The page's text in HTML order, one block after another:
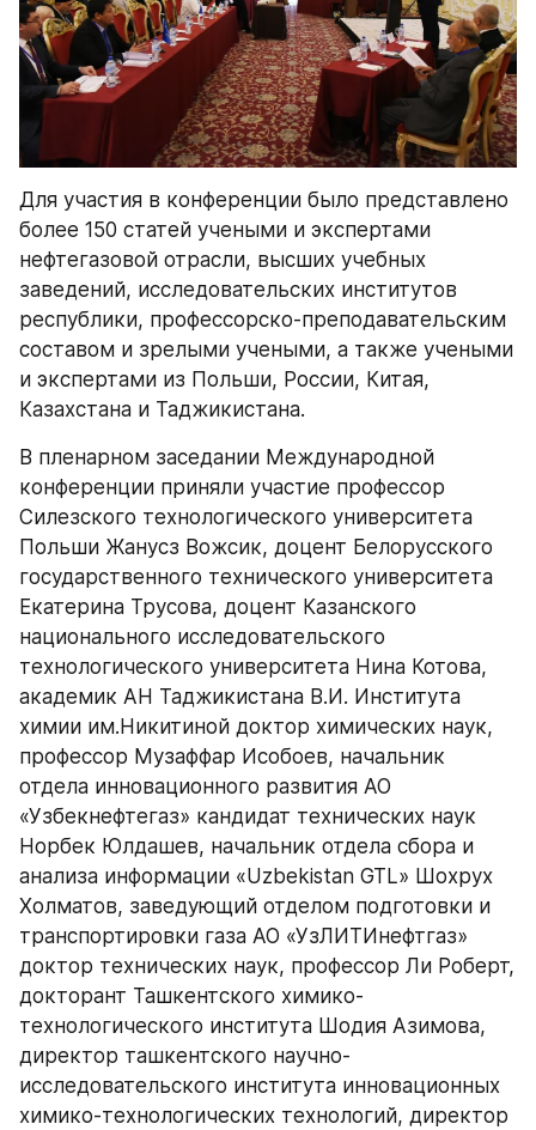
Для участия в конференции было представлено
более 150 статей учеными и экспертами
нефтегазовой отрасли, высших учебных
заведений, исследовательских институтов
республики, профессорско-преподавательским
составом и зрелыми учеными, а также учеными
и экспертами из Польши, России, Китая,
Казахстана и Таджикистана.
В пленарном заседании Международной
конференции приняли участие профессор
Силезского технологического университета
Польши Жанусз Вожcик, доцент Белорусского
государственного технического университета
Екатерина Трусова, доцент Казанского
национального исследовательского
технологического университета Нина Котова,
академик АН Таджикистана В.И. Института
химии им.Никитиной доктор химических наук,
профессор Музаффар Исобоев, начальник
отдела инновационного развития АО
«Узбекнефтегаз» кандидат технических наук
Норбек Юлдашев, начальник отдела сбора и
анализа информации «Uzbekistan GTL» Шохрух
Холматов, заведующий отделом подготовки и
транспортировки газа АО «УзЛИТИнефтгаз»
доктор технических наук, профессор Ли Роберт,
докторант Ташкентского химико-
технологического института Шодия Азимова,
директор ташкентского научно-
исследовательского института инновационных
химико-технологических технологий, директор